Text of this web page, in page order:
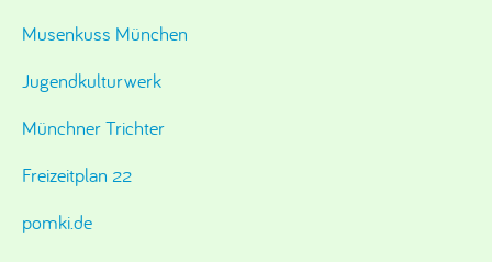
Musenkuss München
Jugendkulturwerk
Münchner Trichter
Freizeitplan 22
pomki.de